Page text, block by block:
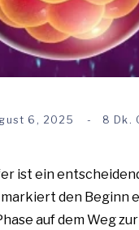
6, 2025 8 Dk.
ist ein
markiert den Beginn
auf dem Weg